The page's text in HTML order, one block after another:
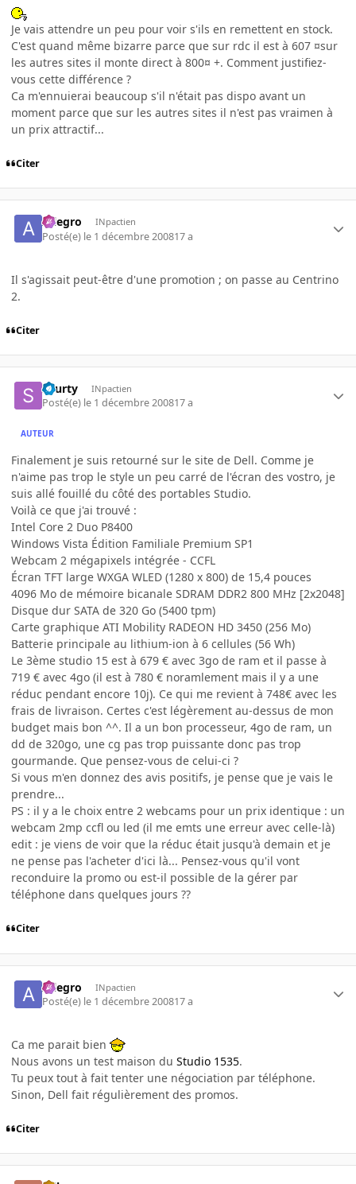
Je vais attendre un peu pour voir s'ils en remettent en stock.
C'est quand même bizarre parce que sur rdc il est à 607 ¤sur
les autres sites il monte direct à 800¤ +. Comment justifiez-
vous cette différence ?
Ca m'ennuierai beaucoup s'il n'était pas dispo avant un
moment parce que sur les autres sites il n'est pas vraimen à
un prix attractif...
Citer
Allegro INpactien
Posté(e) le 1 décembre 200817 a
Il s'agissait peut-être d'une promotion ; on passe au Centrino
2.
Citer
skurty INpactien
Posté(e) le 1 décembre 200817 a
AUTEUR
Finalement je suis retourné sur le site de Dell. Comme je
n'aime pas trop le style un peu carré de l'écran des vostro, je
suis allé fouillé du côté des portables Studio.
Voilà ce que j'ai trouvé :
Intel Core 2 Duo P8400
Windows Vista Édition Familiale Premium SP1
Webcam 2 mégapixels intégrée - CCFL
Écran TFT large WXGA WLED (1280 x 800) de 15,4 pouces
4096 Mo de mémoire bicanale SDRAM DDR2 800 MHz [2x2048]
Disque dur SATA de 320 Go (5400 tpm)
Carte graphique ATI Mobility RADEON HD 3450 (256 Mo)
Batterie principale au lithium-ion à 6 cellules (56 Wh)
Le 3ème studio 15 est à 679 € avec 3go de ram et il passe à
719 € avec 4go (il est à 780 € noramlement mais il y a une
réduc pendant encore 10j). Ce qui me revient à 748€ avec les
frais de livraison. Certes c'est légèrement au-dessus de mon
budget mais bon ^^. Il a un bon processeur, 4go de ram, un
dd de 320go, une cg pas trop puissante donc pas trop
gourmande. Que pensez-vous de celui-ci ?
Si vous m'en donnez des avis positifs, je pense que je vais le
prendre...
PS : il y a le choix entre 2 webcams pour un prix identique : un
webcam 2mp ccfl ou led (il me emts une erreur avec celle-là)
edit : je viens de voir que la réduc était jusqu'à demain et je
ne pense pas l'acheter d'ici là... Pensez-vous qu'il vont
reconduire la promo ou est-il possible de la gérer par
téléphone dans quelques jours ??
Citer
Allegro INpactien
Posté(e) le 1 décembre 200817 a
Ca me parait bien
Nous avons un test maison du Studio 1535.
Tu peux tout à fait tenter une négociation par téléphone.
Sinon, Dell fait régulièrement des promos.
Citer